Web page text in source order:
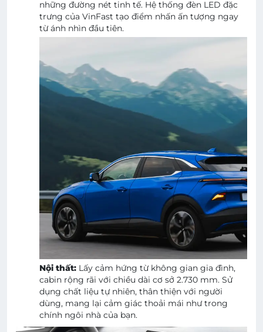
những đường nét tinh tế. Hệ thống đèn LED đặc
trưng của VinFast tạo điểm nhấn ấn tượng ngay
từ ánh nhìn đầu tiên.
Nội thất: Lấy cảm hứng từ không gian gia đình,
cabin rộng rãi với chiều dài cơ sở 2.730 mm. Sử
dụng chất liệu tự nhiên, thân thiện với người
dùng, mang lại cảm giác thoải mái như trong
chính ngôi nhà của bạn.